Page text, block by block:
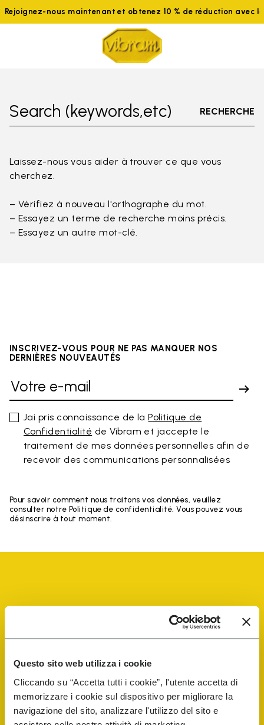
Questo sito web utilizza i cookie
Cliccando su “Accetta tutti i cookie”, l'utente accetta di
memorizzare i cookie sul dispositivo per migliorare la
navigazione del sito, analizzare l'utilizzo del sito e
Rejoignez-nous maintenant et obtenez 10 % de réduction avec le
Search (keywords,etc) RECHERCHE
Laissez-nous vous aider à trouver ce que vous
cherchez.
– Vérifiez à nouveau l'orthographe du mot.
– Essayez un terme de recherche moins précis.
– Essayez un autre mot-clé.
INSCRIVEZ-VOUS POUR NE PAS MANQUER NOS
DERNIÈRES NOUVEAUTÉS
Jai pris connaissance de laPolitique de
Confidentialité de Vibram et jaccepte le
traitement de mes données personnelles afin de
recevoir des communications personnalisées
Pour savoir comment nous traitons vos données, veuillez
consulter notre Politique de confidentialité. Vous pouvez vous
désinscrire à tout moment.
FiveFingers Guide
E-SHOP